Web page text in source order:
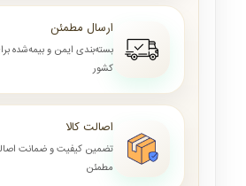
ارسال مطمئن
بسته‌بندی ایمن و بیمه‌شده
کشور
اصالت کالا
تضمین کیفیت و ضمانت
مطمئن